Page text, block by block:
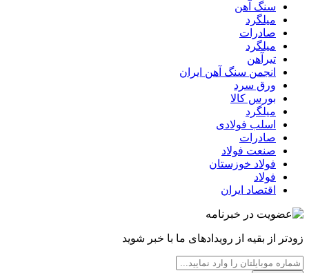
سنگ آهن
میلگرد
صادرات
میلگرد
تیرآهن
انجمن سنگ آهن ایران
ورق سرد
بورس کالا
میلگرد
اسلب فولادی
صادرات
صنعت فولاد
فولاد خوزستان
فولاد
اقتصاد ایران
زودتر از بقیه از رویدادهای ما با خبر شوید